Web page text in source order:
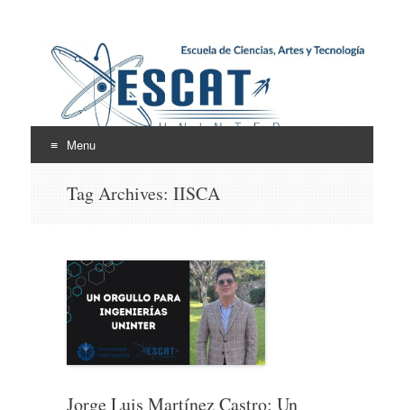
Escuela de Ciencias,
Artes y Tecnología
ESCAT
Menu
Tag Archives: IISCA
Jorge Luis Martínez Castro: Un